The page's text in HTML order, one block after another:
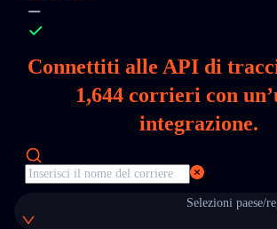
Connettiti alle API di
1,644corrieri con
integrazione.
Selezioni paese/